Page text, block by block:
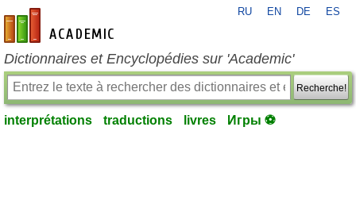
fr-academic.com
RU EN DE ES
Dictionnaires et Encyclopédies sur 'Academic'
Recherche!
interprétations traductions livres Игры ⚽